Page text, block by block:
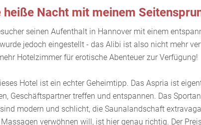
Nacht mit meinem
seinen Aufenthalt in Hannover mit einem
jedoch eingestellt - das Alibi ist also nicht mehr
Hotelzimmer für erotische Abenteuer zur Verfügung!
Hotel ist ein echter Geheimtipp. Das Aspria ist
Geschäftspartner treffen und entspannen. Das
modern und schlicht, die Saunalandschaft
verwöhnen will, ist hier genau richtig. Der